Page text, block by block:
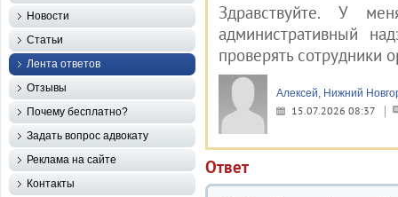
Здравствуйте. У
административный
проверять сотрудники
Алексей, Нижний
15.07.2026 08:37
Ответ
Новости
Статьи
Лента ответов
Отзывы
Почему бесплатно?
Задать вопрос адвокату
Реклама на сайте
Контакты